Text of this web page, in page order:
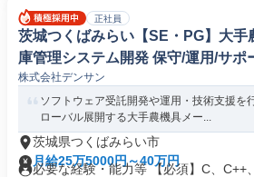
正社員
茨城つくばみらい【SE・PG】大手
庫管理システム開発 保守/運用/サポ
株式会社デンサン
ソフトウェア受託開発や運用・技術支援を
ローバル展開する大手農機具メー...
茨城県つくばみらい市
月給25万5000円～40万円
必要な経験・能力等 【必須】C、C++